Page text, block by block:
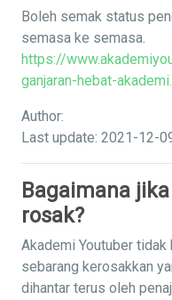
Boleh semak status
semasa ke semasa.
https://
ganjaran-hebat-
Author:
Last update: 2021-12-
Bagaimana
rosak?
Akademi Youtuber
sebarang kerosakkan
dihantar terus oleh